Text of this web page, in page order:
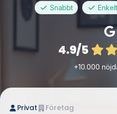
Snabbt Enkelt
4.9/5
+10.000
Privat Företag